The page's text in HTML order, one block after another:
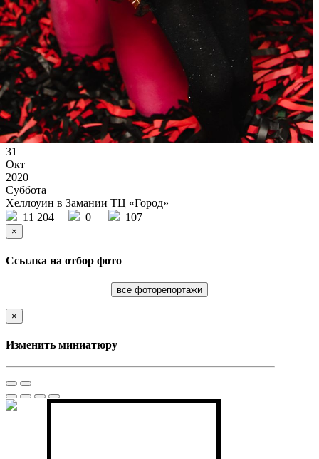
31
Окт
2020
Суббота
Хеллоуин в Замании ТЦ «Город»
11 204
0 107
×
Ссылка на отбор фото
все фоторепортажи
×
Изменить миниатюру